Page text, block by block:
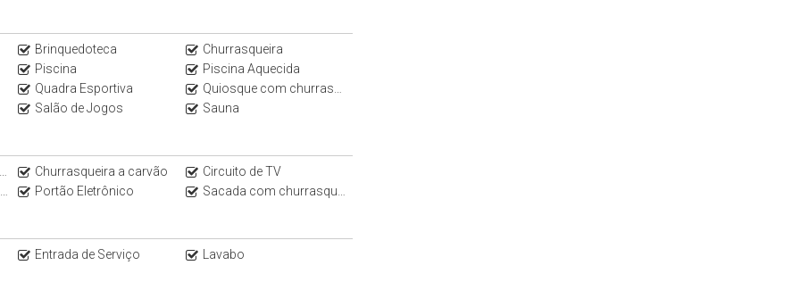
Brinquedoteca
Churrasqueira
Piscina
Piscina Aquecida
Quadra Esportiva
Quiosque com churrasqueira
Salão de Jogos Sauna
Churrasqueira a carvão
Circuito de TV
Portão Eletrônico Sacada com churrasqueira
Entrada de Serviço
Lavabo